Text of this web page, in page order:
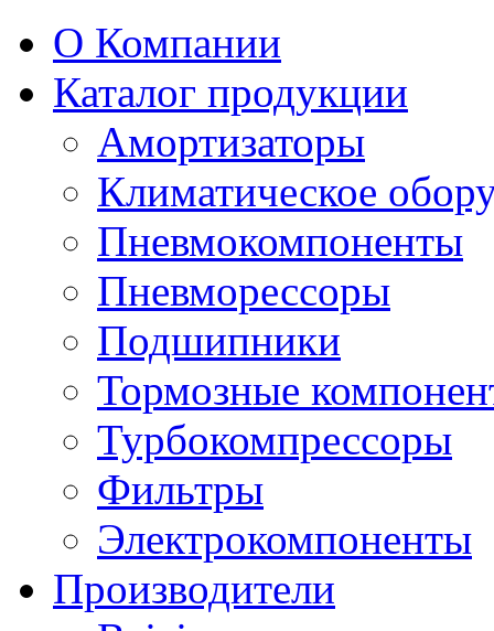
О Компании
Каталог продукции
Амортизаторы
Климатическое
Пневмокомпоненты
Пневморессоры
Подшипники
Тормозные
Турбокомпрессоры
Фильтры
Электрокомпоненты
Производители